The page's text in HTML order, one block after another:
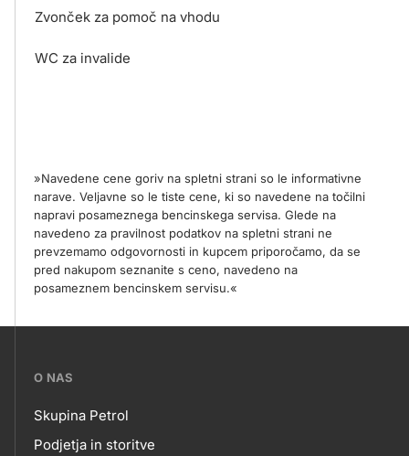
Zvonček za pomoč na vhodu
WC za invalide
»Navedene cene goriv na spletni strani so le informativne
narave. Veljavne so le tiste cene, ki so navedene na točilni
napravi posameznega bencinskega servisa. Glede na
navedeno za pravilnost podatkov na spletni strani ne
prevzemamo odgovornosti in kupcem priporočamo, da se
pred nakupom seznanite s ceno, navedeno na
posameznem bencinskem servisu.«
???
skupno.footer-
O NAS
Skupina Petrol
Podjetja in storitve